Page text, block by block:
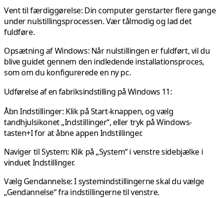
Vent til færdiggørelse: Din computer genstarter flere gange
under nulstillingsprocessen. Vær tålmodig og lad det
fuldføre.
Opsætning af Windows: Når nulstillingen er fuldført, vil du
blive guidet gennem den indledende installationsproces,
som om du konfigurerede en ny pc.
Udførelse af en fabriksindstilling på Windows 11:
Åbn Indstillinger: Klik på Start-knappen, og vælg
tandhjulsikonet „Indstillinger“, eller tryk på Windows-
tasten+I for at åbne appen Indstillinger.
Naviger til System: Klik på „System“ i venstre sidebjælke i
vinduet Indstillinger.
Vælg Gendannelse:I systemindstillingerne skal du vælge
„Gendannelse“ fra indstillingerne til venstre.